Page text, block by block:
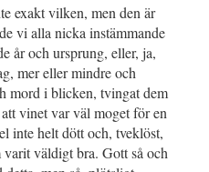
exakt vilken, men den är
vi alla nicka instämmande
år och ursprung, eller, ja,
mer eller mindre och
mord i blicken, tvingat dem
vinet var väl moget för en
inte helt dött och, tveklöst,
väldigt bra. Gott så och